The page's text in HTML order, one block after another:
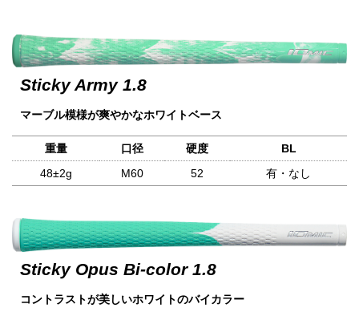
Sticky Army 1.8
マーブル模様が爽やかなホワイトベース
重量 口径 硬度
BL
48±2g
M60 52 有・なし
Sticky Opus Bi-color 1.8
コントラストが美しいホワイトのバイカラー